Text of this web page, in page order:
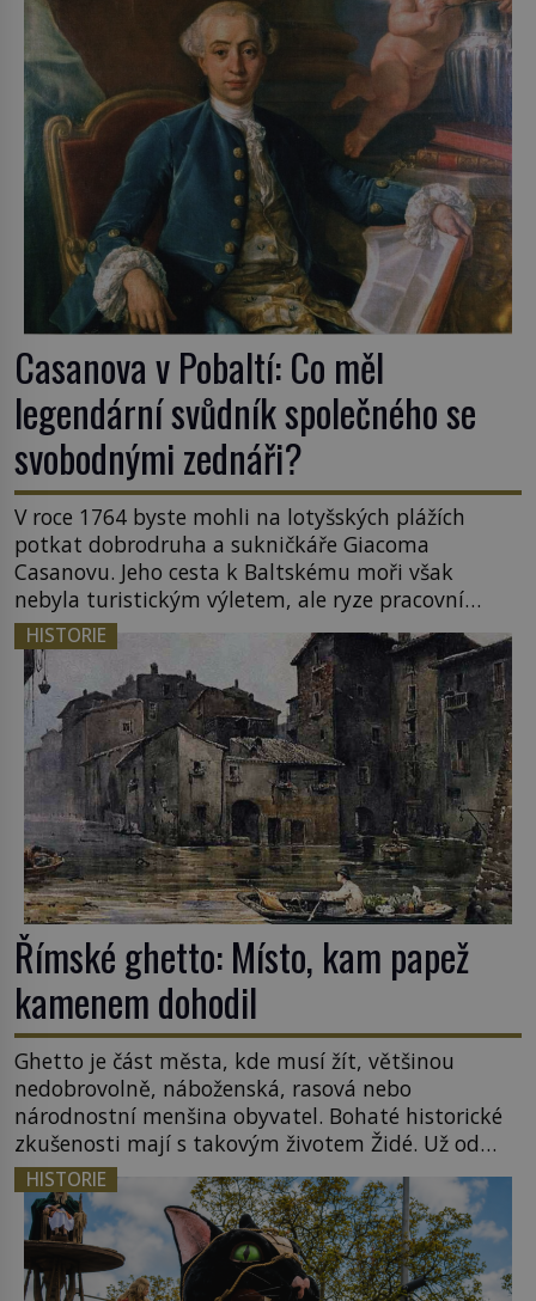
Casanova v Pobaltí: Co měl
legendární svůdník společného se
svobodnými zednáři?
V roce 1764 byste mohli na lotyšských plážích
potkat dobrodruha a sukničkáře Giacoma
Casanovu. Jeho cesta k Baltskému moři však
nebyla turistickým výletem, ale ryze pracovní
cestou se zištnými úmysly. Jaký cíl Casanova
sledoval, když se například procházel uličkami
lotyšské Rigy? Casanova v Pobaltí kontaktoval
tamní zednářské lóže. Nebyl v této oblasti žádným
nováčkem, protože do zednářské […]
HISTORIE
Římské ghetto: Místo, kam papež
kamenem dohodil
Ghetto je část města, kde musí žít, většinou
nedobrovolně, náboženská, rasová nebo
národnostní menšina obyvatel. Bohaté historické
zkušenosti mají s takovým životem Židé. Už od
středověku jsou totiž v každou chvíli nuceni v
nějakém žít. Mezi ty nejslavnější patří i římské
ghetto založené v roce 1555. Pokud jde o vztah
k Židům, nemá se Řím čím chlubit. […]
HISTORIE